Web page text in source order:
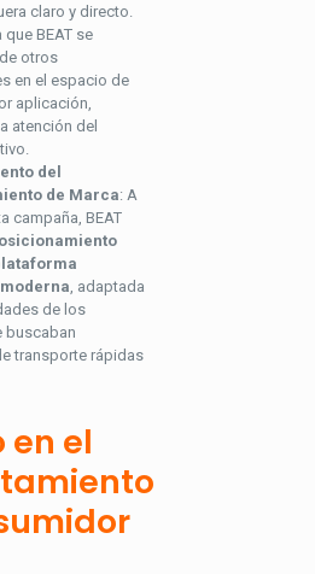
claro y directo.
BEAT se
otros
en el espacio de
aplicación,
atención del
del
de Marca: A
campaña, BEAT
, adaptada
de los
buscaban
transporte rápidas
el